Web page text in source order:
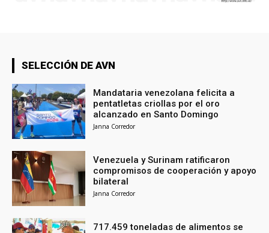
SELECCIÓN DE AVN
Mandataria venezolana felicita a
pentatletas criollas por el oro
alcanzado en Santo Domingo
Janna Corredor
Venezuela y Surinam ratificaron
compromisos de cooperación y apoyo
bilateral
Janna Corredor
717.459 toneladas de alimentos se